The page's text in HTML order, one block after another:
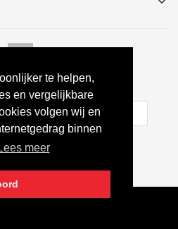
te helpen,
en vergelijkbare
volgen wij en
binnen
Lees meer